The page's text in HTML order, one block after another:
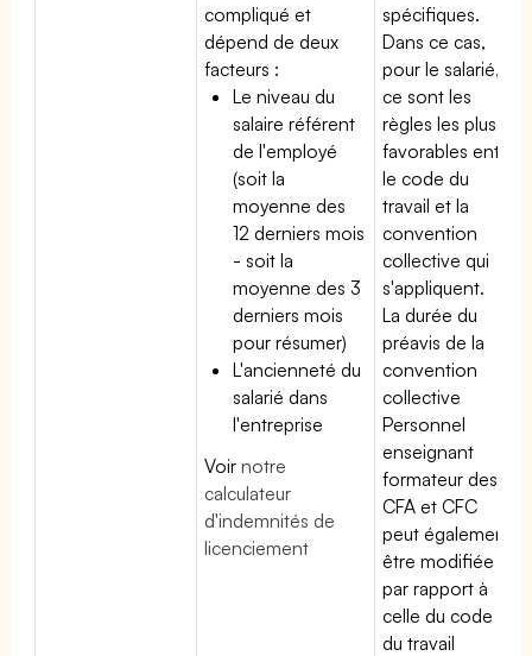
compliqué et
dépend de deux
facteurs :
Le niveau du
salaire référent
de l'employé
(soit la
moyenne des
12 derniers mois
- soit la
moyenne des 3
derniers mois
pour résumer)
L'ancienneté du
salarié dans
l'entreprise
Voirnotre
calculateur
d'indemnités de
licenciement
spécifiques.
Dans ce cas,
pour le salarié,
ce sont les
règles les plus
favorables entre
le code du
travail et la
convention
collective qui
s'appliquent.
La durée du
préavis de la
convention
collective
Personnel
enseignant
formateur des
CFA et CFC
peut également
être modifiée
par rapport à
celle du code
du travail